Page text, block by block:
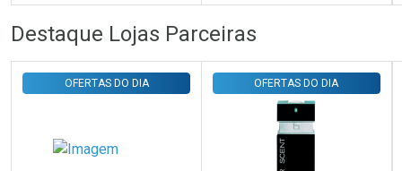
FECHAR
Laboratório
FECHAR
Por Menos Por Menos
Destaque Lojas Parceiras
OFERTAS DO DIA OFERTAS DO DIA